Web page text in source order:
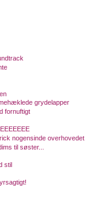
grydelapper
fornuftigt
nogensinde overhovedet
til søster...
stil